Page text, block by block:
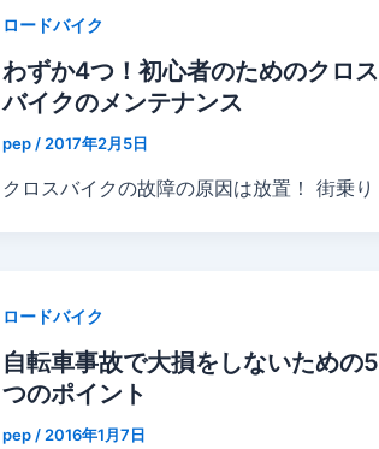
ロードバイク
わずか4つ！初心者のためのクロス
バイクのメンテナンス
pep / 2017年2月5日
クロスバイクの故障の原因は放置！ 街乗り
ロードバイク
自転車事故で大損をしないための5
つのポイント
pep / 2016年1月7日